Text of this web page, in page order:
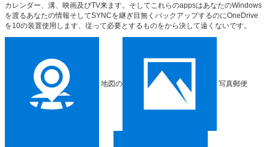
カレンダー、溝、映画及びTV来ます。そしてこれらのappsはあなたのWindows
を渡るあなたの情報そしてSYNCを継ぎ目無くバックアップするのにOneDrive
を10の装置使用します、従って必要とするものをから決して遠くないです。
地図の 写真郵便